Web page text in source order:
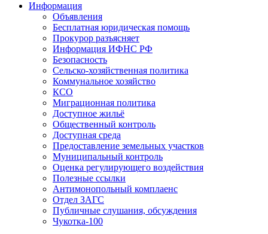
Информация
Объявления
Бесплатная юридическая помощь
Прокурор разъясняет
Информация ИФНС РФ
Безопасность
Сельско-хозяйственная политика
Коммунальное хозяйство
КСО
Миграционная политика
Доступное жильё
Общественный контроль
Доступная среда
Предоставление земельных участков
Муниципальный контроль
Оценка регулирующего воздействия
Полезные ссылки
Антимонопольный комплаенс
Отдел ЗАГС
Публичные слушания, обсуждения
Чукотка-100